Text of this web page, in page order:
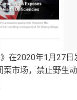
在2020年1月27日
菜市场，禁止野生